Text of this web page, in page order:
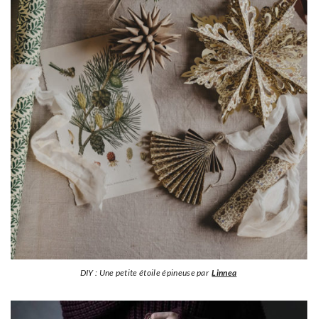
DIY : Une petite étoile épineuse par Linnea